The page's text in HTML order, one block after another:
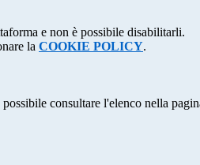
e non è possibile disabilitarli.
la COOKIE POLICY.
consultare l'elenco nella